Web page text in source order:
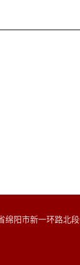
绵阳市新一环路北